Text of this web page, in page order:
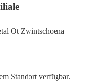
Ot Zwintschoena
Standort verfügbar.